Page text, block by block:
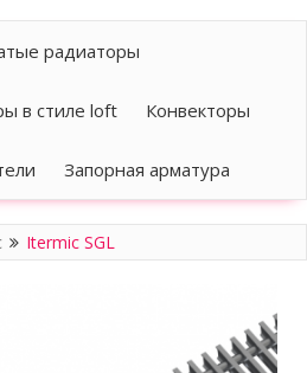
радиаторы
в стиле loft Конвекторы
Запорная арматура
Itermic SGL